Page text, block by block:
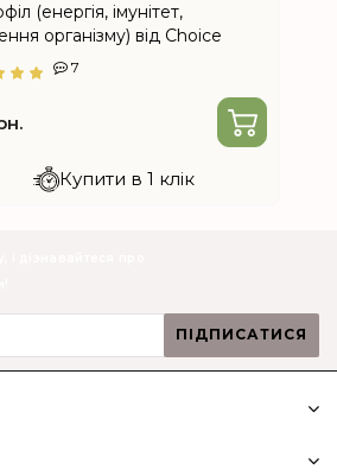
(енергія, імунітет,
організму) від Choice
7
Купити в 1 клік
ПІДПИСАТИСЯ